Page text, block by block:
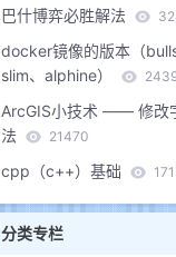
巴什博弈必胜解法
docker镜像的版本（
slim、alphine）
ArcGIS小技术 —— 修改
法
21470
cpp（c++）基础
分类专栏